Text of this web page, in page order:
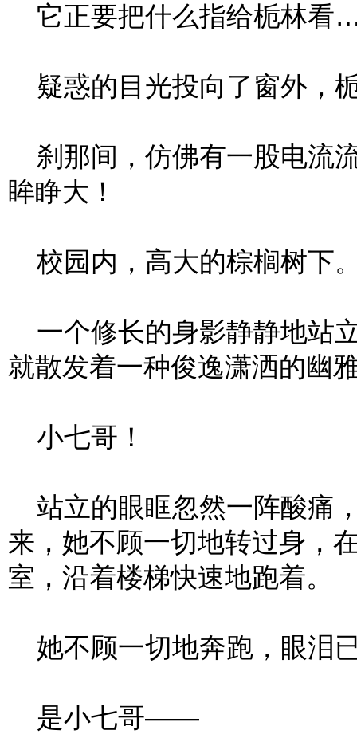
它正要把什么指给栀林
疑惑的目光投向了窗外，
刹那间，仿佛有一股电流
眸睁大！
校园内，高大的棕榈树下
一个修长的身影静静地站
就散发着一种俊逸潇洒的幽
小七哥！
站立的眼眶忽然一阵酸痛
来，她不顾一切地转过身，
室，沿着楼梯快速地跑着。
她不顾一切地奔跑，眼泪
是小七哥——